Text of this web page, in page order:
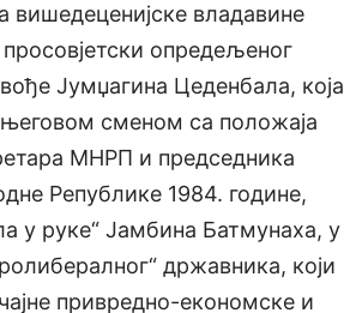
вишедеценијске владавине
опредељеног
Јумџагина Цеденбала, која
његовом сменом са положаја
МНРП и председника
Републике 1984. године,
у руке“ Јамбина Батмунаха, у
државника, који
привредно-економске и